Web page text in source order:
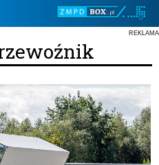
REKLAMA